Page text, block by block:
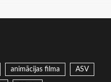
animācijas filma ASV